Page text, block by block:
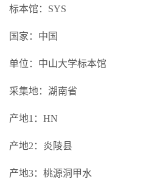
标本馆：SYS
国家：中国
单位：中山大学标本馆
采集地：湖南省
产地1：HN
产地2：炎陵县
产地3：桃源洞甲水